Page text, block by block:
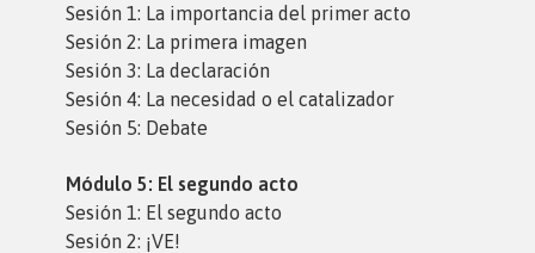
Sesión 1: La importancia del primer acto
Sesión 2: La primera imagen
Sesión 3: La declaración
Sesión 4: La necesidad o el catalizador
Sesión 5: Debate
Módulo 5: El segundo acto
Sesión 1: El segundo acto
Sesión 2: ¡VE!